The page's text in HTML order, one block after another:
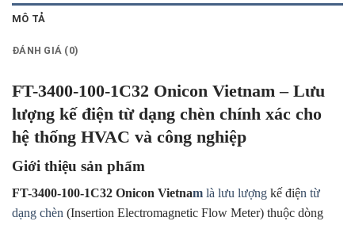
MÔ TẢ
ĐÁNH GIÁ (0)
FT-3400-100-1C32 Onicon Vietnam – Lưu
lượng kế điện từ dạng chèn chính xác cho
hệ thống HVAC và công nghiệp
Giới thiệu sản phẩm
FT-3400-100-1C32 Onicon Vietnam là lưu lượng kế điện từ
dạng chèn (Insertion Electromagnetic Flow Meter) thuộc dòng